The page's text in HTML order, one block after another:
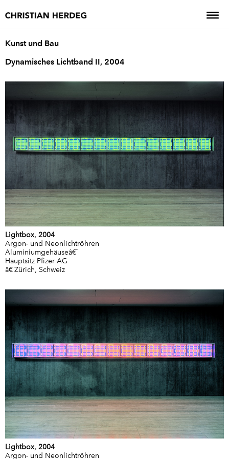
Kunst und Bau
Dynamisches Lichtband II, 2004
Lightbox, 2004
Argon- und Neonlichtröhren
Aluminiumgehäuseâ€¨
Hauptsitz Pfizer AG
â€¨Zürich, Schweiz
Lightbox, 2004
Argon- und Neonlichtröhren